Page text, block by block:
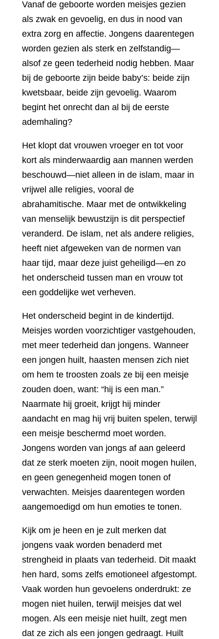
Vanaf de geboorte worden meisjes gezien
als zwak en gevoelig, en dus in nood van
extra zorg en affectie. Jongens daarentegen
worden gezien als sterk en zelfstandig—
alsof ze geen tederheid nodig hebben. Maar
bij de geboorte zijn beide baby’s: beide zijn
kwetsbaar, beide zijn gevoelig. Waarom
begint het onrecht dan al bij de eerste
ademhaling?
Het klopt dat vrouwen vroeger en tot voor
kort als minderwaardig aan mannen werden
beschouwd—niet alleen in de islam, maar in
vrijwel alle religies, vooral de
abrahamitische. Maar met de ontwikkeling
van menselijk bewustzijn is dit perspectief
veranderd. De islam, net als andere religies,
heeft niet afgeweken van de normen van
haar tijd, maar deze juist geheiligd—en zo
het onderscheid tussen man en vrouw tot
een goddelijke wet verheven.
Het onderscheid begint in de kindertijd.
Meisjes worden voorzichtiger vastgehouden,
met meer tederheid dan jongens. Wanneer
een jongen huilt, haasten mensen zich niet
om hem te troosten zoals ze bij een meisje
zouden doen, want: “hij is een man.”
Naarmate hij groeit, krijgt hij minder
aandacht en mag hij vrij buiten spelen, terwijl
een meisje beschermd moet worden.
Jongens worden van jongs af aan geleerd
dat ze sterk moeten zijn, nooit mogen huilen,
en geen genegenheid mogen tonen of
verwachten. Meisjes daarentegen worden
aangemoedigd om hun emoties te tonen.
Kijk om je heen en je zult merken dat
jongens vaak worden benaderd met
strengheid in plaats van tederheid. Dit maakt
hen hard, soms zelfs emotioneel afgestompt.
Vaak worden hun gevoelens onderdrukt: ze
mogen niet huilen, terwijl meisjes dat wel
mogen. Als een meisje niet huilt, zegt men
dat ze zich als een jongen gedraagt. Huilt